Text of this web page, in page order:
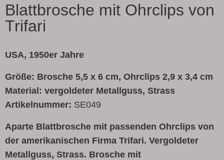
Blattbrosche mit Ohrclips von
Trifari
USA, 1950er Jahre
Größe: Brosche 5,5 x 6 cm, Ohrclips 2,9 x 3,4 cm
Material: vergoldeter Metallguss, Strass
Artikelnummer: SE049
Aparte Blattbrosche mit passenden Ohrclips von
der amerikanischen Firma Trifari. Vergoldeter
Metallguss, Strass. Brosche mit